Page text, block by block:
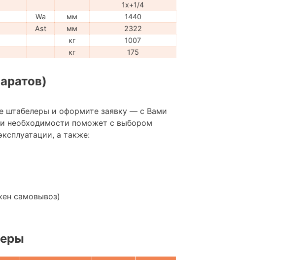
1x+1/4
Wa мм
1440
Ast мм
2322
кг
1007
кг 175
штабелеры и оформите заявку — с Вами
необходимости поможет с выбором
а также:
самовывоз)